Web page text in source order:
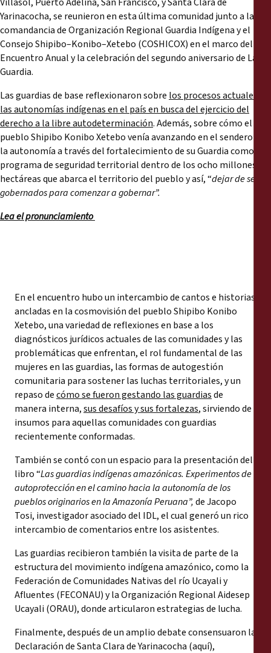
Declarations
Annual Reports
Yarinacocha, se reunieron en esta última comunidad junto a la
comandancia de Organización Regional Guardia Indígena y el
Consejo Shipibo–Konibo–Xetebo (COSHICOX) en el marco del
Encuentro Anual y la celebración del segundo aniversario de La
Guardia.
Las guardias de base reflexionaron sobre los procesos actuales de
las autonomías indígenas en el país en busca del ejercicio del
derecho a la libre autodeterminación. Además, sobre cómo el
pueblo Shipibo Konibo Xetebo venía avanzando en el sendero de
la autonomía a través del fortalecimiento de su Guardia como un
programa de seguridad territorial dentro de los ocho millones de
hectáreas que abarca el territorio del pueblo y así, “dejar de ser
gobernados para comenzar a gobernar”.
Lea el pronunciamiento
En el encuentro hubo un intercambio de cantos e historias
ancladas en la cosmovisión del pueblo Shipibo Konibo
Xetebo, una variedad de reflexiones en base a los
diagnósticos jurídicos actuales de las comunidades y las
problemáticas que enfrentan, el rol fundamental de las
mujeres en las guardias, las formas de autogestión
comunitaria para sostener las luchas territoriales, y un
repaso decómo se fueron gestando las guardiasde
manera interna,susdesafíos y sus fortalezas, sirviendo de
insumos para aquellas comunidades con guardias
recientemente conformadas.
También se contó con un espacio para la presentación del
libro “Las guardias indígenas amazónicas. Experimentos de
autoprotección en el camino hacia la autonomía de los
pueblos originarios en la Amazonía Peruana”,deJacopo
Tosi, investigador asociado del IDL, el cual generó un rico
intercambio de comentarios entre los asistentes.
Las guardias recibieron también la visita de parte de la
estructura del movimiento indígena amazónico, como la
Federación de Comunidades Nativas del río Ucayali y
Afluentes (FECONAU) y la Organización Regional Aidesep
Ucayali (ORAU), donde articularon estrategias de lucha.
Finalmente, después de un amplio debate consensuaron la
Declaración de Santa Clara de Yarinacocha (aquí),